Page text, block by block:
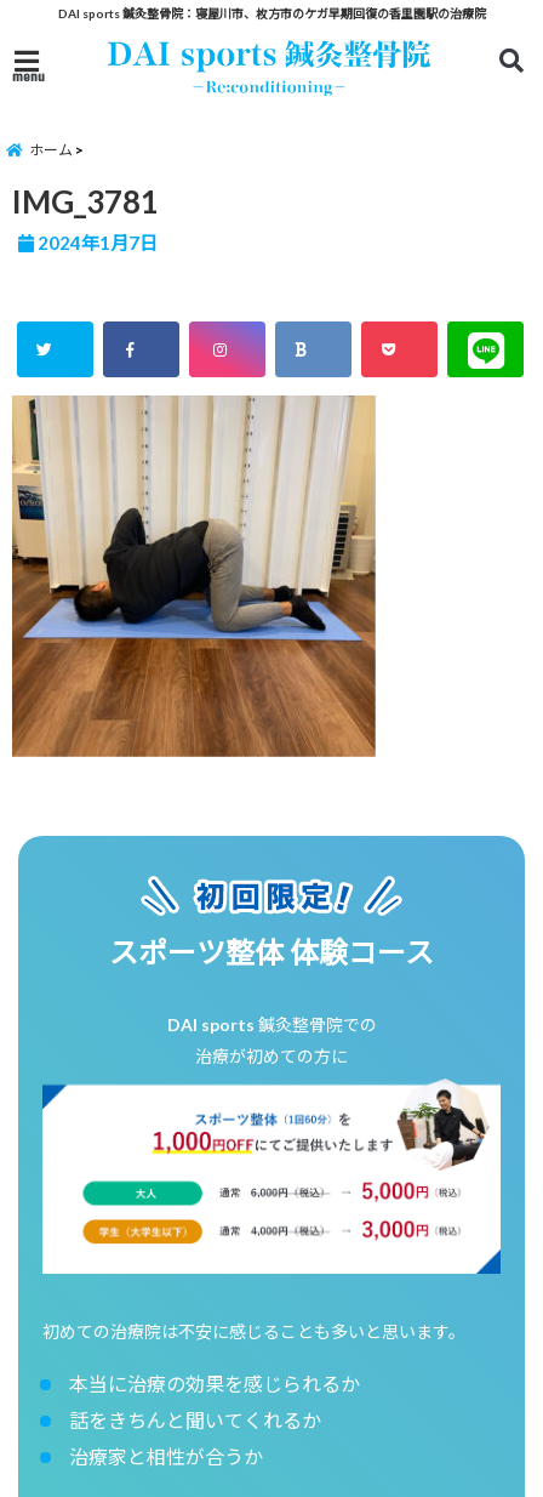
DAI sports 鍼灸整骨院：寝屋川市、枚方市のケガ早期回復の香里園駅の治療院
menu
ホーム
IMG_3781
2024年1月7日
スポーツ整体 体験コース
DAI sports 鍼灸整骨院での
治療が初めての方に
初めての治療院は不安に感じることも多いと思います。
本当に治療の効果を感じられるか
話をきちんと聞いてくれるか
治療家と相性が合うか